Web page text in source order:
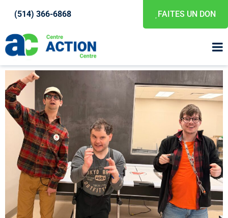
(514) 366-6868 FAITES UN DON